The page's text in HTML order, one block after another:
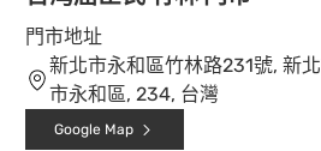
門市地址
新北市永和區竹林路231號, 新
市永和區, 234, 台灣
Google Map